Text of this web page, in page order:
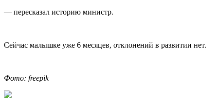
— пересказал историю министр.
Сейчас малышке уже 6 месяцев, отклонений в развитии нет.
Фото: freepik